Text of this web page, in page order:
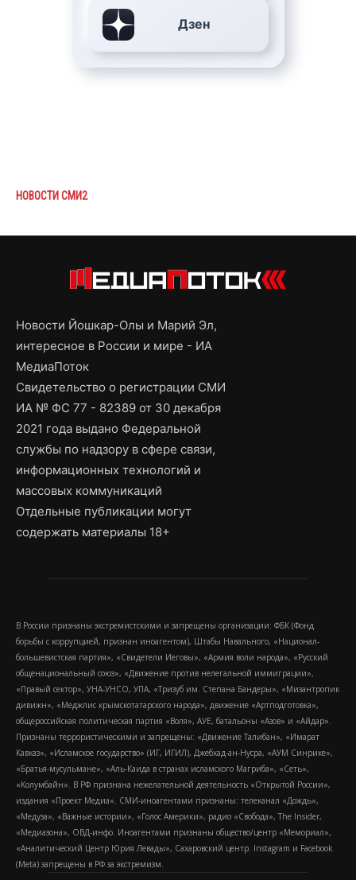
Дзен
НОВОСТИ СМИ2
Новости Йошкар-Олы и Марий Эл,
интересное в России и мире - ИА
МедиаПоток
Свидетельство о регистрации СМИ
ИА № ФС 77 - 82389 от 30 декабря
2021 года выдано Федеральной
службы по надзору в сфере связи,
информационных технологий и
массовых коммуникаций
Отдельные публикации могут
содержать материалы 18+
В России признаны экстремистскими и запрещены организации: ФБК (Фонд
борьбы с коррупцией, признан иноагентом), Штабы Навального, «Национал-
большевистская партия», «Свидетели Иеговы», «Армия воли народа», «Русский
общенациональный союз», «Движение против нелегальной иммиграции»,
«Правый сектор», УНА-УНСО, УПА, «Тризуб им. Степана Бандеры», «Мизантропик
дивижн», «Меджлис крымскотатарского народа», движение «Артподготовка»,
общероссийская политическая партия «Воля», АУЕ, батальоны «Азов» и «Айдар».
Признаны террористическими и запрещены: «Движение Талибан», «Имарат
Кавказ», «Исламское государство» (ИГ, ИГИЛ), Джебхад-ан-Нусра, «АУМ Синрике»,
«Братья-мусульмане», «Аль-Каида в странах исламского Магриба», «Сеть»,
«Колумбайн». В РФ признана нежелательной деятельность «Открытой России»,
издания «Проект Медиа». СМИ-иноагентами признаны: телеканал «Дождь»,
«Медуза», «Важные истории», «Голос Америки», радио «Свобода», The Insider,
«Медиазона», ОВД-инфо. Иноагентами признаны общество/центр «Мемориал»,
«Аналитический Центр Юрия Левады», Сахаровский центр. Instagram и Facebook
(Metа) запрещены в РФ за экстремизм.